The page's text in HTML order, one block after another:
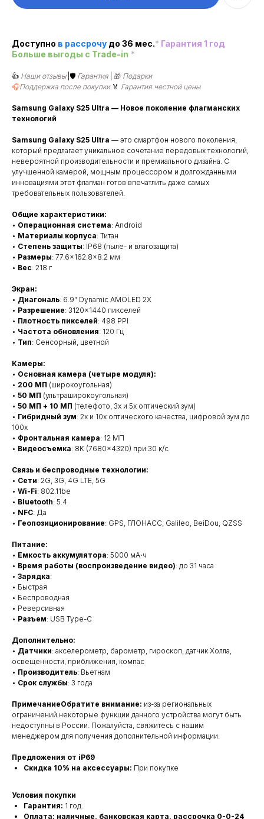
Доступно в рассрочу до 36 мес.* Гарантия 1 год
Больше выгоды c Trade-in *
👍 Наши отзывы |🛡️ Гарантия 🎁 Подарки
🎧Поддержка после покупки 🏅 Гарантия честной цены
Samsung Galaxy S25 Ultra — Новое поколение флагманских
технологий
Samsung Galaxy S25 Ultra — это смартфон нового поколения,
который предлагает уникальное сочетание передовых технологий,
невероятной производительности и премиального дизайна. С
улучшенной камерой, мощным процессором и долгожданными
инновациями этот флагман готов впечатлить даже самых
требовательных пользователей.
Общие характеристики:
• Операционная система: Android
• Материалы корпуса: Титан
• Степень защиты: IP68 (пыле- и влагозащита)
• Размеры: 77.6×162.8×8.2 мм
• Вес: 218 г
Экран:
• Диагональ: 6.9” Dynamic AMOLED 2X
• Разрешение: 3120×1440 пикселей
• Плотность пикселей: 498 PPI
• Частота обновления: 120 Гц
• Тип: Сенсорный, цветной
Камеры:
• Основная камера (четыре модуля):
• 200 МП (широкоугольная)
• 50 МП (ультраширокоугольная)
• 50 МП + 10 МП (телефото, 3x и 5x оптический зум)
• Гибридный зум: 2x и 10x оптического качества, цифровой зум до
100x
• Фронтальная камера: 12 МП
• Видеосъемка: 8K (7680×4320) при 30 к/с
Связь и беспроводные технологии:
• Сети: 2G, 3G, 4G LTE, 5G
• Wi-Fi: 802.11be
• Bluetooth: 5.4
• NFC: Да
• Геопозиционирование: GPS, ГЛОНАСС, Galileo, BeiDou, QZSS
Питание:
• Емкость аккумулятора: 5000 мА⋅ч
• Время работы (воспроизведение видео): до 31 часа
• Зарядка:
• Быстрая
• Беспроводная
• Реверсивная
• Разъем: USB Type-C
Дополнительно:
• Датчики: акселерометр, барометр, гироскоп, датчик Холла,
освещенности, приближения, компас
• Производитель: Вьетнам
• Срок службы: 3 года
ПримечаниеОбратите внимание: из-за региональных
ограничений некоторые функции данного устройства могут быть
недоступны в России. Пожалуйста, свяжитесь с нашим
менеджером для получения дополнительной информации.
Предложения от iP69
Скидка 10% на аксессуары: При покупке
Условия покупки
Гарантия: 1 год.
Оплата: наличные, банковская карта, рассрочка 0-0-24